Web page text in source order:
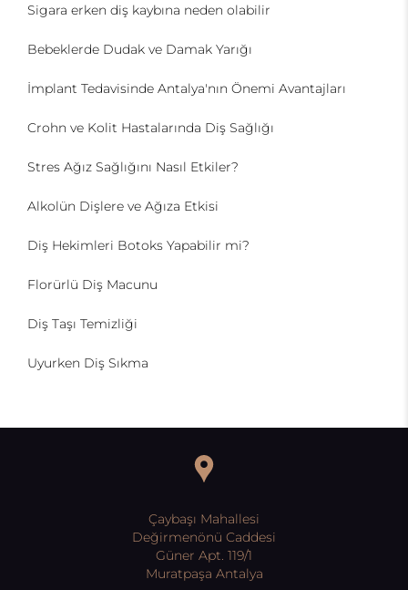
Sigara erken diş kaybına neden olabilir
Bebeklerde Dudak ve Damak Yarığı
İmplant Tedavisinde Antalya'nın Önemi Avantajları
Crohn ve Kolit Hastalarında Diş Sağlığı
Stres Ağız Sağlığını Nasıl Etkiler?
Alkolün Dişlere ve Ağıza Etkisi
Diş Hekimleri Botoks Yapabilir mi?
Florürlü Diş Macunu
Diş Taşı Temizliği
Uyurken Diş Sıkma
Çaybaşı Mahallesi
Değirmenönü Caddesi
Güner Apt. 119/1
Muratpaşa Antalya